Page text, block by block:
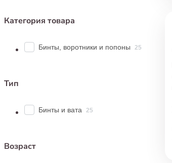
Категория товара
Бинты, воротники и попоны 25
Тип
Бинты и вата 25
Возраст